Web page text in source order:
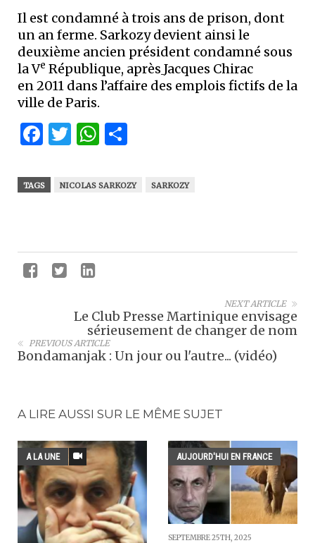
Il est condamné à trois ans de prison, dont
un an ferme. Sarkozy devient ainsi le
deuxième ancien président condamné sous
la Ve République, après Jacques Chirac
en 2011 dans l’affaire des emplois fictifs de la
ville de Paris.
Facebook
Twitter
WhatsApp
TAGS NICOLAS SARKOZY SARKOZY
NEXT ARTICLE
Le Club Presse Martinique envisage
sérieusement de changer de nom
PREVIOUS ARTICLE
Bondamanjak : Un jour ou l'autre... (vidéo)
A LIRE AUSSI SUR LE MÊME SUJET
A LA UNE AUJOURD'HUI EN FRANCE
SEPTEMBRE 25TH, 2025